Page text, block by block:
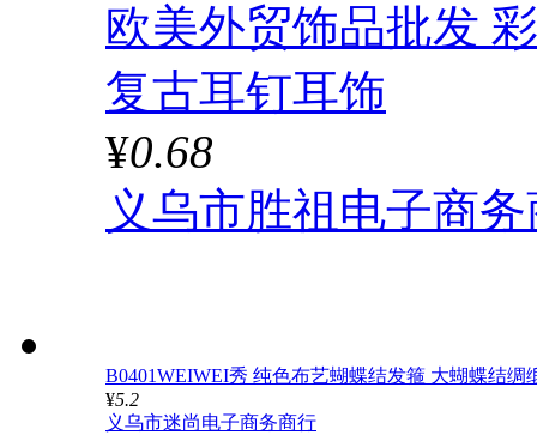
欧美外贸饰品批发
复古耳钉耳饰
¥0.68
义乌市胜祖电子商
B0401WEIWEI秀 纯色布艺蝴蝶结发箍 大蝴蝶结绸
¥5.2
义乌市迷尚电子商务商行